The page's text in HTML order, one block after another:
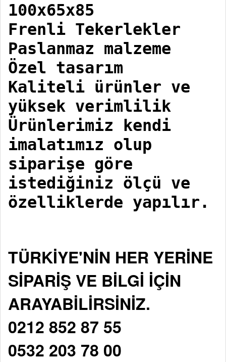
100x65x85
Frenli Tekerlekler
Paslanmaz malzeme
Özel tasarım
Kaliteli ürünler ve
yüksek verimlilik
Ürünlerimiz kendi
imalatımız olup
siparişe göre
istediğiniz ölçü ve
özelliklerde yapılır.
TÜRKİYE'NİN HER YERİNE
SİPARİŞ VE BİLGİ İÇİN
ARAYABİLİRSİNİZ.
0212 852 87 55
0532 203 78 00